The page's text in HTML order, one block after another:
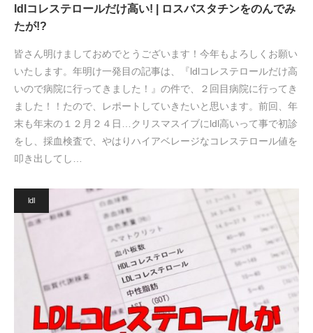
ldlコレステロールだけ高い! | ロスバスタチンをのんでみ
たが!?
皆さん明けましておめでとうございます！今年もよろしくお願い
いたします。年明け一発目の記事は、『ldlコレステロールだけ高
いので病院に行ってきました！』の件で、２回目病院に行ってき
ました！！たので、レポートしていきたいと思います。前回、年
末も年末の１２月２４日…クリスマスイブにldl高いって事で初診
をし、採血検査で、やはりハイアベレージなコレステロール値を
叩き出してし…
ldl